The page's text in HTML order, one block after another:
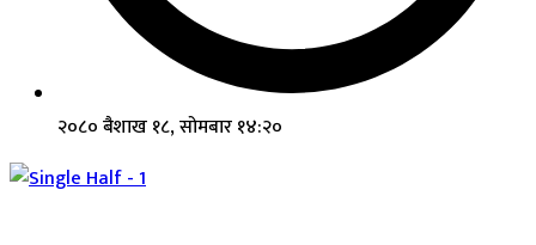
२०८० बैशाख १८, सोमबार १४:२०